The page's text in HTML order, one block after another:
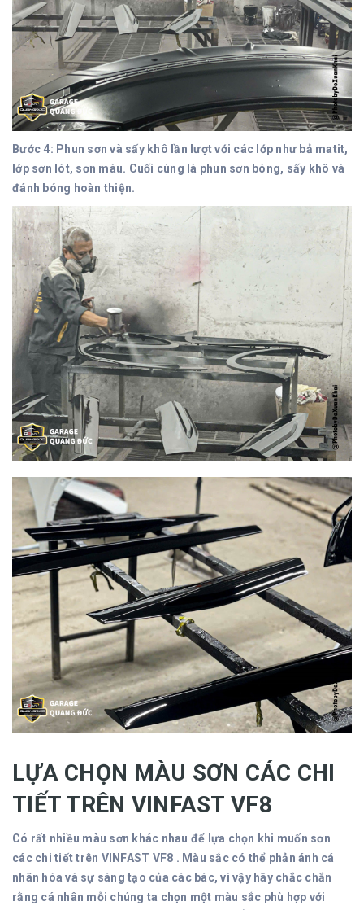
Bước 4: Phun sơn và sấy khô lần lượt với các lớp như bả matit,
lớp sơn lót, sơn màu. Cuối cùng là phun sơn bóng, sấy khô và
đánh bóng hoàn thiện.
LỰA CHỌN MÀU SƠN CÁC CHI
TIẾT TRÊN VINFAST VF8
Có rất nhiều màu sơn khác nhau để lựa chọn khi muốn sơn
các chi tiết trên VINFAST VF8 . Màu sắc có thể phản ánh cá
nhân hóa và sự sáng tạo của các bác, vì vậy hãy chắc chắn
rằng cá nhân mỗi chúng ta chọn một màu sắc phù hợp với